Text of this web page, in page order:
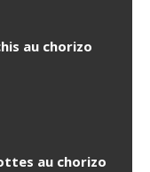
au chorizo
au chorizo